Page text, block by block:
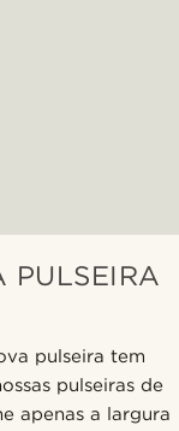
PULSEIRA
pulseira tem
pulseiras de
apenas a largura